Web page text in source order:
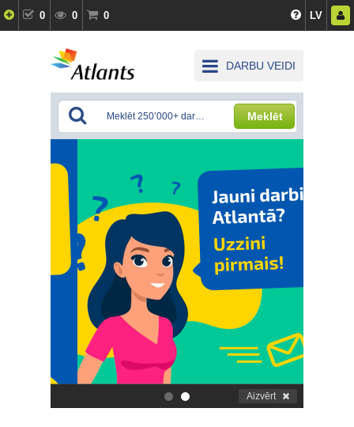
0 0 0 LV
DARBU VEIDI
Meklēt
. Aizvērt